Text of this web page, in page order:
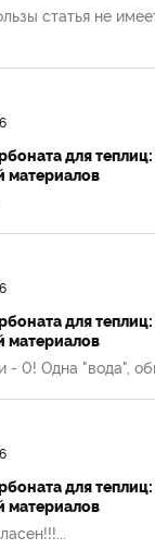
статья не
для
материалов
для
материалов
- 0! Одна "вода",
для
материалов